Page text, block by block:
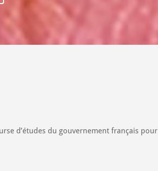
d’études du gouvernement français pour